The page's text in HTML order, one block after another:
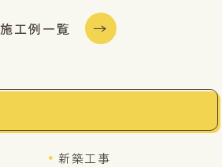
施工例一覧
新築工事